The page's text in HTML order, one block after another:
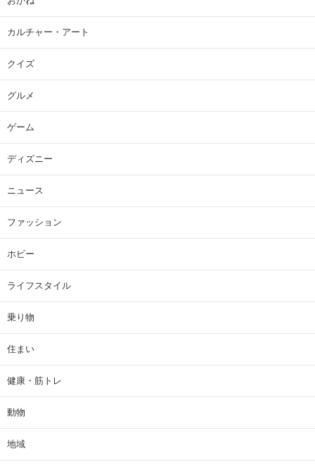
カルチャー・アート
クイズ
グルメ
ゲーム
ディズニー
ニュース
ファッション
ホビー
ライフスタイル
乗り物
住まい
健康・筋トレ
動物
地域